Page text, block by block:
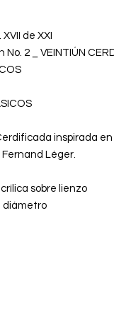
de XXI
No. 2 _ VEINTIÚN
inspirada
Léger.
sobre lienzo
diámetro